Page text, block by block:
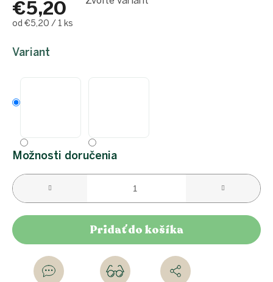
€5,20
Jednotková
od €5,20 / 1 ks
Variant
Možnosti doručenia
Pridať do košíka